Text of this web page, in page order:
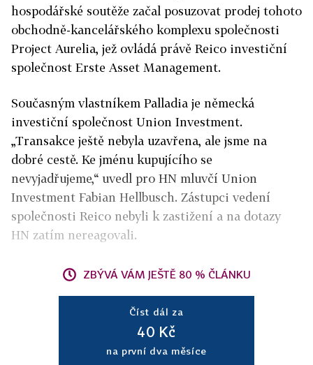
hospodářské soutěže začal posuzovat prodej tohoto
obchodně-kancelářského komplexu společnosti
Project Aurelia, jež ovládá právě Reico investiční
společnost Erste Asset Management.
Současným vlastníkem Palladia je německá
investiční společnost Union Investment.
„Transakce ještě nebyla uzavřena, ale jsme na
dobré cestě. Ke jménu kupujícího se
nevyjadřujeme,“ uvedl pro HN mluvčí Union
Investment Fabian Hellbusch. Zástupci vedení
společnosti Reico nebyli k zastižení a na dotazy
HN zatím nereagovali.
ZBÝVÁ VÁM JEŠTĚ 80 % ČLÁNKU
Číst dál za
40 Kč
na první dva měsíce